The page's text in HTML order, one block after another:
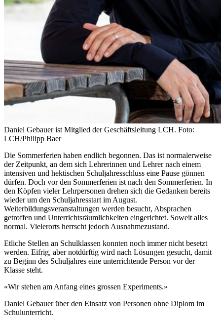
Daniel Gebauer ist Mitglied der Geschäftsleitung LCH. Foto:
LCH/Philipp Baer
Die Sommerferien haben endlich begonnen. Das ist normalerweise
der Zeitpunkt, an dem sich Lehrerinnen und Lehrer nach einem
intensiven und hektischen Schuljahresschluss eine Pause gönnen
dürfen. Doch vor den Sommerferien ist nach den Sommerferien. In
den Köpfen vieler Lehrpersonen drehen sich die Gedanken bereits
wieder um den Schuljahresstart im August.
Weiterbildungsveranstaltungen werden besucht, Absprachen
getroffen und Unterrichtsräumlichkeiten eingerichtet. Soweit alles
normal. Vielerorts herrscht jedoch Ausnahmezustand.
Etliche Stellen an Schulklassen konnten noch immer nicht besetzt
werden. Eifrig, aber notdürftig wird nach Lösungen gesucht, damit
zu Beginn des Schuljahres eine unterrichtende Person vor der
Klasse steht.
«Wir stehen am Anfang eines grossen Experiments.»
Daniel Gebauer über den Einsatz von Personen ohne Diplom im
Schulunterricht.